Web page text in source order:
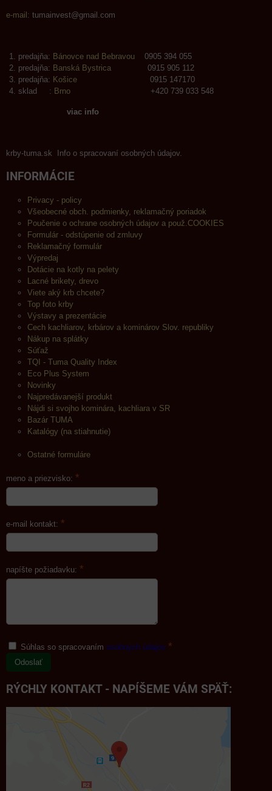
e-mail: tumainvest@gmail.com
predajňa: Bánovce nad Bebravou 0905 394 055
predajňa: Banská Bystrica 0915 905 112
predajňa: Košice 0915 147170
sklad : Brno +420 739 033 548
viac info
krby-tuma.sk Info o spracovaní osobných údajov.
INFORMÁCIE
Privacy - policy
Všeobecné obch. podmienky, reklamačný poriadok
Poučenie o ochrane osobných údajov a použ.COOKIES
Formulár - odstúpenie od zmluvy
Reklamačný formulár
Výpredaj
Dotácie na kotly na pelety
Lacné brikety, drevo
Viete aký krb chcete?
Top foto krby
Výstavy a prezentácie
Cech kachliarov, krbárov a kominárov Slov. republiky
Nákup na splátky
Súťaž
TQI - Tuma Quality Index
Eco Plus System
Novinky
Najpredávanejší produkt
Nájdi si svojho kominára, kachliara v SR
Bazár TUMA
Katalógy (na stiahnutie)
Ostatné formuláre
meno a priezvisko: *
e-mail kontakt: *
napíšte požiadavku: *
Súhlas so spracovaním osobných údajov *
Odoslať
RÝCHLY KONTAKT - NAPÍŠEME VÁM SPÄŤ: